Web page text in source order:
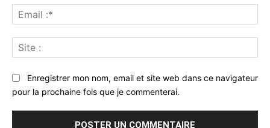
:*
:
Enregistrer mon nom, email et site web dans ce navigateur
pour la prochaine fois que je commenterai.